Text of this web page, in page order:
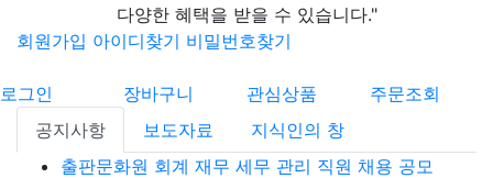
다양한 혜택을 받을 수 있습니다."
회원가입 아이디찾기 비밀번호찾기
로그인 장바구니 관심상품
주문조회
공지사항
보도자료
지식인의 창
출판문화원 회계 재무 세무 관리 직원 채용 공모